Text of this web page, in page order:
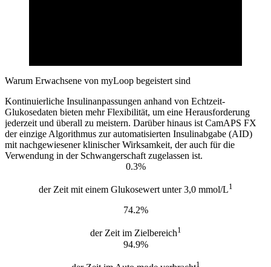
Warum Erwachsene von myLoop begeistert sind
Kontinuierliche Insulinanpassungen anhand von Echtzeit-
Glukosedaten bieten mehr Flexibilität, um eine Herausforderung
jederzeit und überall zu meistern. Darüber hinaus ist CamAPS FX
der einzige Algorithmus zur automatisierten Insulinabgabe (AID)
mit nachgewiesener klinischer Wirksamkeit, der auch für die
Verwendung in der Schwangerschaft zugelassen ist.
0.3%
der Zeit mit einem Glukosewert unter 3,0 mmol/L1
74.2%
der Zeit im Zielbereich1
94.9%
1